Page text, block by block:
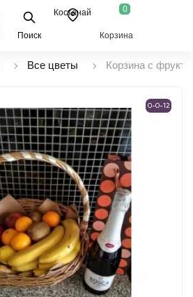
Поиск
Костанай 0
Корзина
Все цветы Корзина с
0-0-12